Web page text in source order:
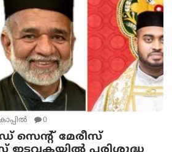
0
സെന്റ് മേരീസ്